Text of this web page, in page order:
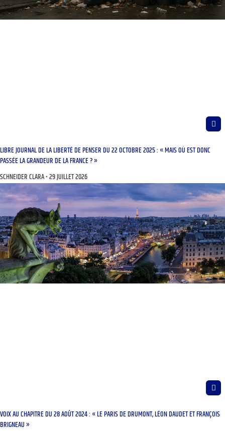
LIBRE JOURNAL DE LA LIBERTÉ DE PENSER DU 22 OCTOBRE 2025 : « MAIS OÙ EST DONC
PASSÉE LA GRANDEUR DE LA FRANCE ? »
SCHNEIDER CLARA 29 JUILLET 2026
VOIX AU CHAPITRE DU 28 AOÛT 2024 : « LE PARIS DE DRUMONT, LÉON DAUDET ET FRANÇOIS
BRIGNEAU »